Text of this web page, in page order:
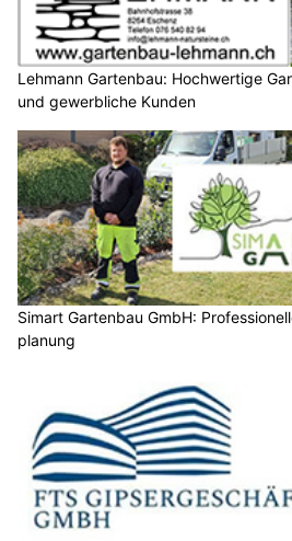
Lehmann Gartenbau: Hochwertige
und gewerbliche Kunden
Simart Gartenbau GmbH:
planung